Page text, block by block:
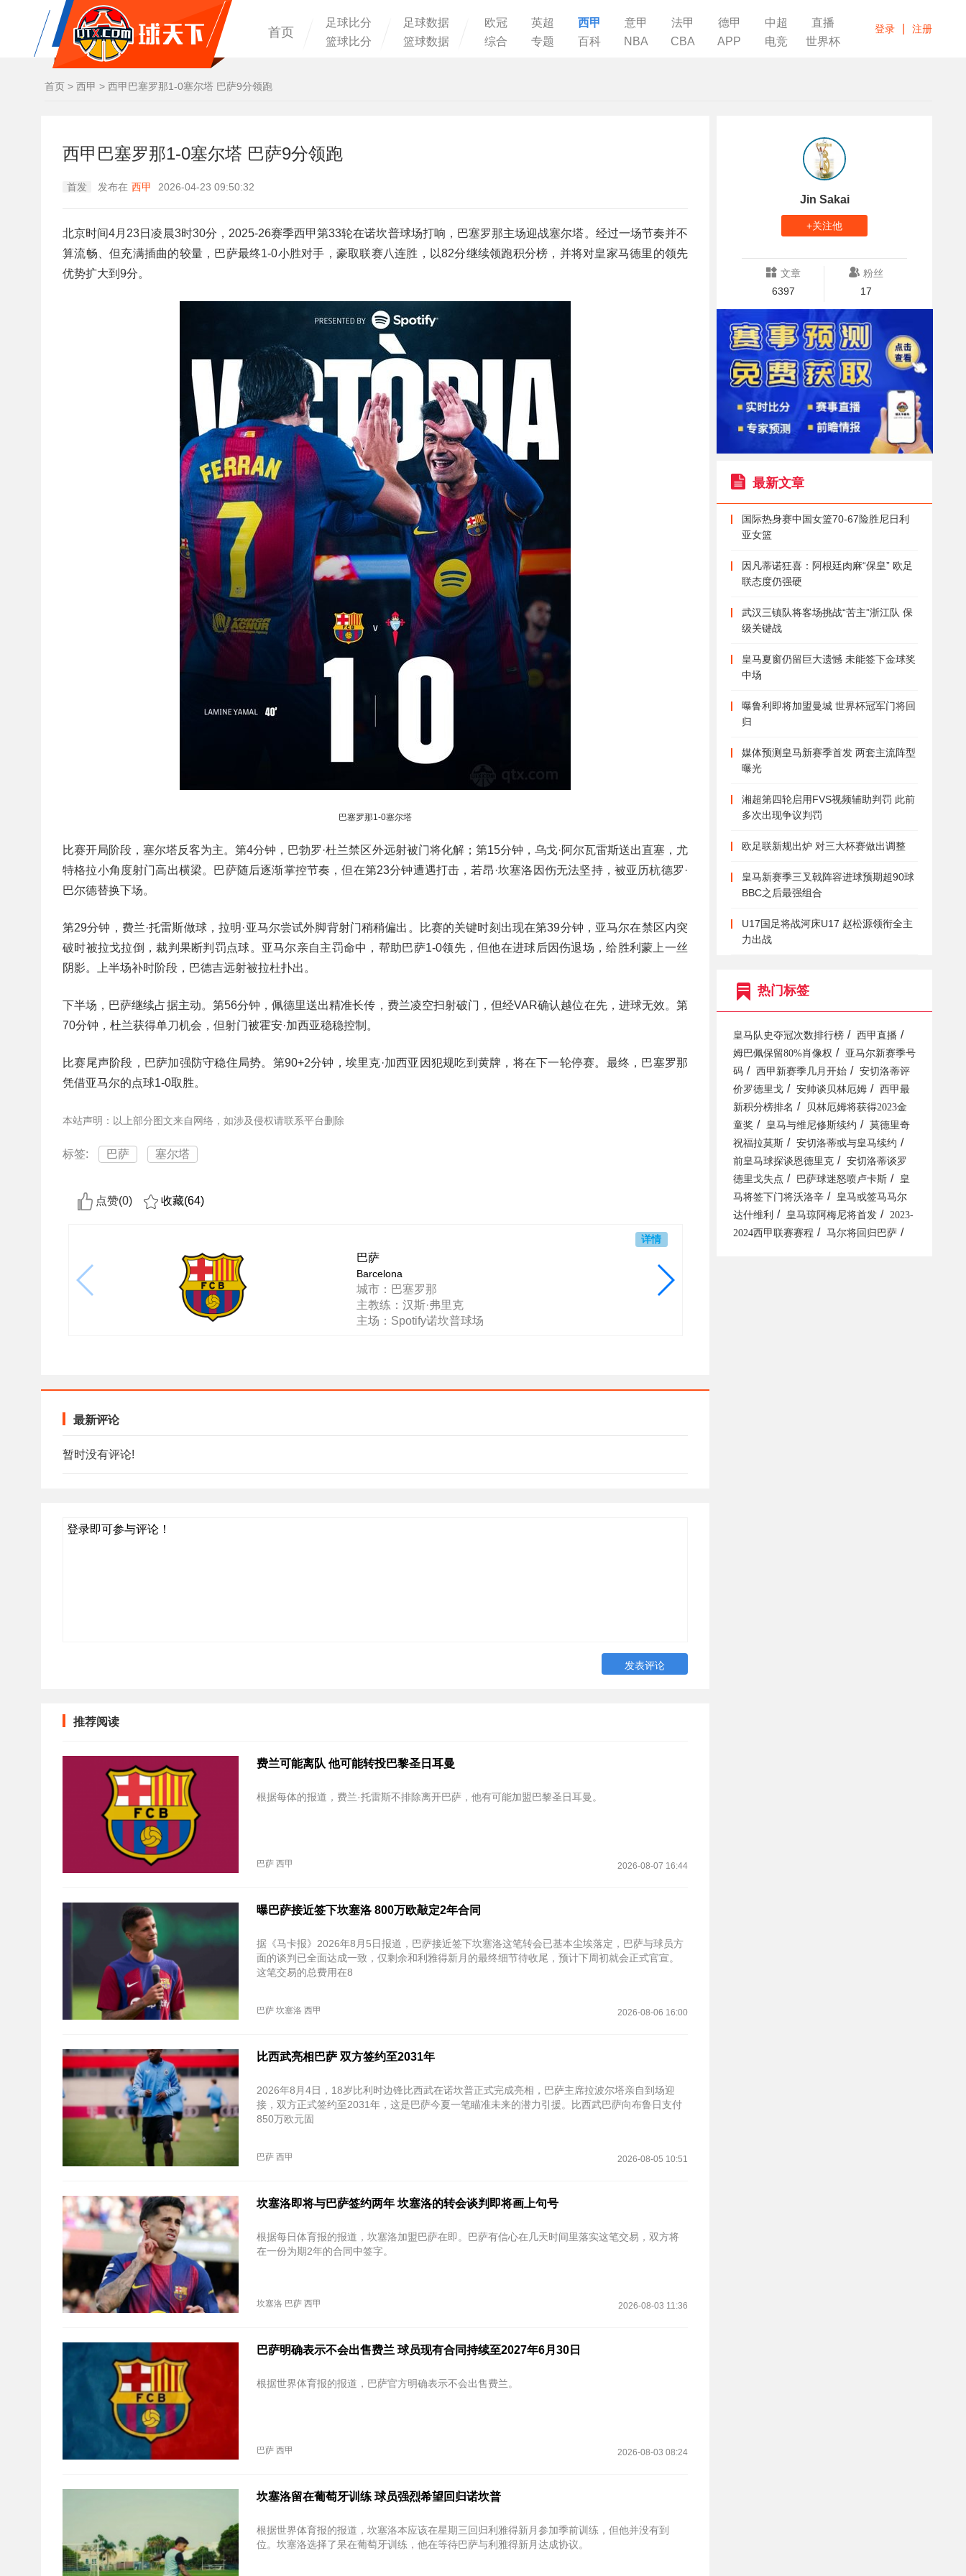
首页
足球比分
篮球比分
足球数据
篮球数据
欧冠 英超 西甲 意甲 法甲 德甲 中超
直播
综合
专题 百科 NBA CBA APP 电竞 世界杯
登录 注册
首页 > 西甲 > 西甲巴塞罗那1-0塞尔塔 巴萨9分领跑
西甲巴塞罗那1-0塞尔塔 巴萨9分领跑
首发 发布在 西甲 2026-04-23 09:50:32
北京时间4月23日凌晨3时30分，2025-26赛季西甲第33轮在诺坎普球场打响，巴塞罗那主场迎战塞尔塔。经过一场节奏并不
算流畅、但充满插曲的较量，巴萨最终1-0小胜对手，豪取联赛八连胜，以82分继续领跑积分榜，并将对皇家马德里的领先
优势扩大到9分。
巴塞罗那1-0塞尔塔
比赛开局阶段，塞尔塔反客为主。第4分钟，巴勃罗·杜兰禁区外远射被门将化解；第15分钟，乌戈·阿尔瓦雷斯送出直塞，尤
特格拉小角度射门高出横梁。巴萨随后逐渐掌控节奏，但在第23分钟遭遇打击，若昂·坎塞洛因伤无法坚持，被亚历杭德罗·
巴尔德替换下场。
第29分钟，费兰·托雷斯做球，拉明·亚马尔尝试外脚背射门稍稍偏出。比赛的关键时刻出现在第39分钟，亚马尔在禁区内突
破时被拉戈拉倒，裁判果断判罚点球。亚马尔亲自主罚命中，帮助巴萨1-0领先，但他在进球后因伤退场，给胜利蒙上一丝
阴影。上半场补时阶段，巴德吉远射被拉杜扑出。
下半场，巴萨继续占据主动。第56分钟，佩德里送出精准长传，费兰凌空扫射破门，但经VAR确认越位在先，进球无效。第
70分钟，杜兰获得单刀机会，但射门被霍安·加西亚稳稳控制。
比赛尾声阶段，巴萨加强防守稳住局势。第90+2分钟，埃里克·加西亚因犯规吃到黄牌，将在下一轮停赛。最终，巴塞罗那
凭借亚马尔的点球1-0取胜。
本站声明：以上部分图文来自网络，如涉及侵权请联系平台删除
标签: 巴萨 塞尔塔
点赞(0) 收藏(64)
详情
巴萨
Barcelona
城市：巴塞罗那
主教练：汉斯·弗里克
主场：Spotify诺坎普球场
最新评论
暂时没有评论!
登录即可参与评论！
推荐阅读
费兰可能离队 他可能转投巴黎圣日耳曼
根据每体的报道，费兰·托雷斯不排除离开巴萨，他有可能加盟巴黎圣日耳曼。
巴萨 西甲 2026-08-07 16:44
曝巴萨接近签下坎塞洛 800万欧敲定2年合同
据《马卡报》2026年8月5日报道，巴萨接近签下坎塞洛这笔转会已基本尘埃落定，巴萨与球员方
面的谈判已全面达成一致，仅剩余和利雅得新月的最终细节待收尾，预计‌下周初就会正式官宣‌。
这笔交易的总费用在‌8
巴萨 坎塞洛 西甲 2026-08-06 16:00
比西武亮相巴萨 双方签约至2031年
2026年8月4日，18岁比利时边锋比西武在诺坎普正式完成亮相，巴萨主席拉波尔塔亲自到场迎
接，双方正式签约至‌2031年‌，这是巴萨今夏一笔瞄准未来的潜力引援。比西武巴萨向布鲁日支付‌
850万欧元‌固
巴萨 西甲 2026-08-05 10:51
坎塞洛即将与巴萨签约两年 坎塞洛的转会谈判即将画上句号
根据每日体育报的报道，坎塞洛加盟巴萨在即。巴萨有信心在几天时间里落实这笔交易，双方将
在一份为期2年的合同中签字。
坎塞洛 巴萨 西甲 2026-08-03 11:36
巴萨明确表示不会出售费兰 球员现有合同持续至2027年6月30日
根据世界体育报的报道，巴萨官方明确表示不会出售费兰。
巴萨 西甲 2026-08-03 08:24
坎塞洛留在葡萄牙训练 球员强烈希望回归诺坎普
根据世界体育报的报道，坎塞洛本应该在星期三回归利雅得新月参加季前训练，但他并没有到
位。坎塞洛选择了呆在葡萄牙训练，他在等待巴萨与利雅得新月达成协议。
Jin Sakai
+关注他
文章
6397
粉丝
17
最新文章
国际热身赛中国女篮70-67险胜尼日利
亚女篮
因凡蒂诺狂喜：阿根廷肉麻“保皇” 欧足
联态度仍强硬
武汉三镇队将客场挑战“苦主”浙江队 保
级关键战
皇马夏窗仍留巨大遗憾 未能签下金球奖
中场
曝鲁利即将加盟曼城 世界杯冠军门将回
归
媒体预测皇马新赛季首发 两套主流阵型
曝光
湘超第四轮启用FVS视频辅助判罚 此前
多次出现争议判罚
欧足联新规出炉 对三大杯赛做出调整
皇马新赛季三叉戟阵容进球预期超90球
BBC之后最强组合
U17国足将战河床U17 赵松源领衔全主
力出战
热门标签
皇马队史夺冠次数排行榜 / 西甲直播 /
姆巴佩保留80%肖像权 /
亚马尔新赛季号
码 / 西甲新赛季几月开始 /
安切洛蒂评
价罗德里戈 / 安帅谈贝林厄姆 /
西甲最
新积分榜排名 /
贝林厄姆将获得2023金
童奖 / 皇马与维尼修斯续约 /
莫德里奇
祝福拉莫斯 / 安切洛蒂或与皇马续约 /
前皇马球探谈恩德里克 /
安切洛蒂谈罗
德里戈失点 / 巴萨球迷怒喷卢卡斯 /
皇
马将签下门将沃洛辛 /
皇马或签马马尔
达什维利 / 皇马琼阿梅尼将首发 /
2023-
2024西甲联赛赛程 / 马尔将回归巴萨 /